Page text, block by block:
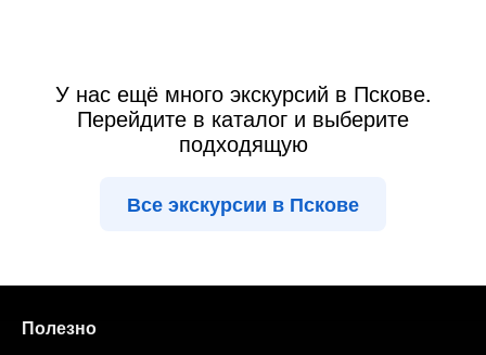
У нас ещё много экскурсий в Пскове.
Перейдите в каталог и выберите
подходящую
Все экскурсии в Пскове
Полезно